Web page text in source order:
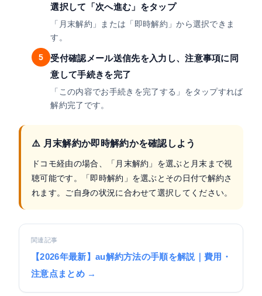
選択して「次へ進む」をタップ
「月末解約」または「即時解約」から選択できま
す。
5
受付確認メール送信先を入力し、注意事項に同
意して手続きを完了
「この内容でお手続きを完了する」をタップすれば
解約完了です。
⚠️ 月末解約か即時解約かを確認しよう
ドコモ経由の場合、「月末解約」を選ぶと月末まで視
聴可能です。「即時解約」を選ぶとその日付で解約さ
れます。ご自身の状況に合わせて選択してください。
関連記事
【2026年最新】au解約方法の手順を解説｜費用・
注意点まとめ →